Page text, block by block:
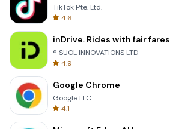
TikTok Pte. Ltd.
4.6
inDrive. Rides with fair fares
® SUOL INNOVATIONS LTD
4.9
Google Chrome
Google LLC
4.1